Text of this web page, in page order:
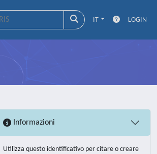
IT LOGIN
Informazioni
Utilizza questo identificativo per citare o creare